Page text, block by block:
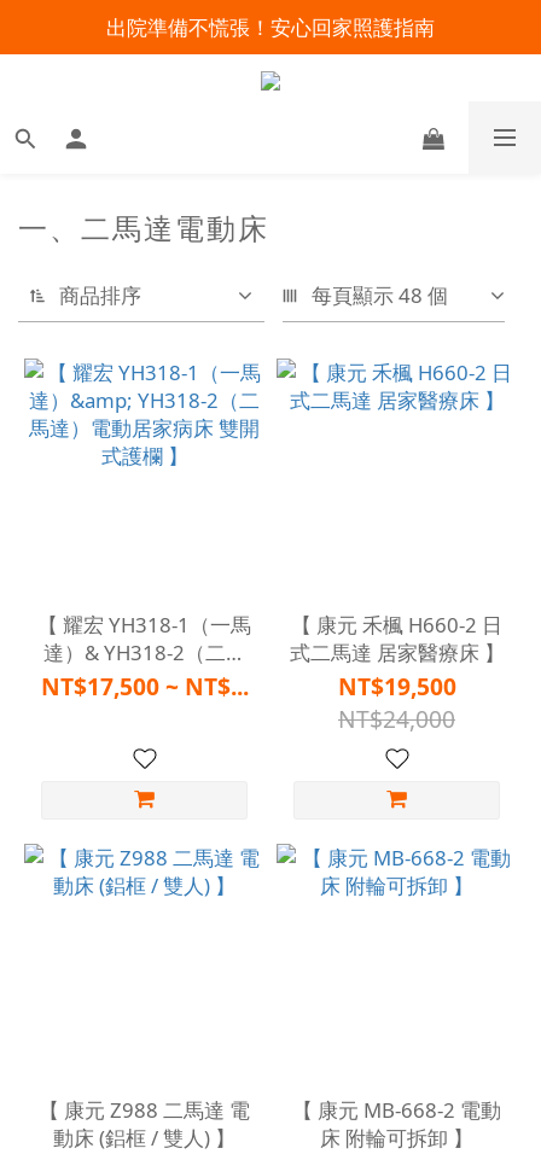
明陽來村全館免運優惠中
出院準備不慌張！安心回家照護指南
暑假出遊 攜帶氧氣機不怕坐飛機
一、二馬達電動床
商品排序 每頁顯示 48 個
【 耀宏 YH318-1（一馬
達）& YH318-2（二馬
達）電動居家病床 雙開
NT$17,500 ~ NT$...
【 康元 禾楓 H660-2 日
式二馬達 居家醫療床 】
NT$19,500
NT$24,000
【 康元 Z988 二馬達 電
動床 (鋁框 / 雙人) 】
【 康元 MB-668-2 電動
床 附輪可拆卸 】